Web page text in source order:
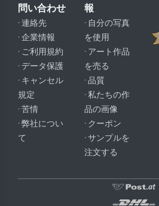
問い合わせ
· 連絡先
· 企業情報
· ご利用規約
· データ保護
· キャンセル
規定
· 苦情
· 弊社につい
て
報
· 自分の写真
を使用
· アート作品
を売る
· 品質
· 私たちの作
品の画像
· クーポン
· サンプルを
注文する